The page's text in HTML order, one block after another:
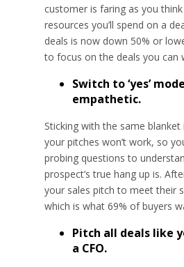
customer is faring as you
resources you’ll spend on a
deals is now down 50% or
to focus on the deals you can
Switch to ‘yes’
empathetic.
Sticking with the same
your pitches won’t work, so
probing questions to
prospect’s true hang up is.
your sales pitch to meet their
which is what 69% of buyers
Pitch all deals like
a CFO.